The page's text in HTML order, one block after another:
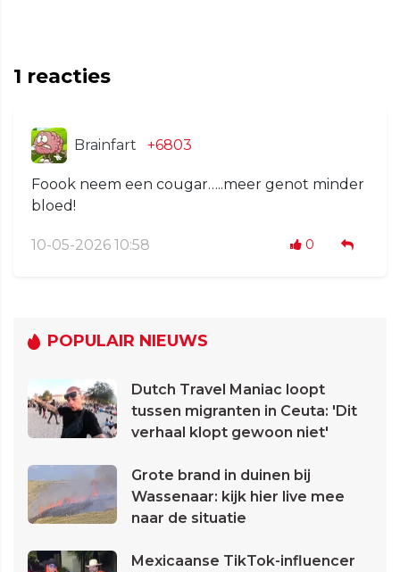
1 reacties
Brainfart +6803
Foook neem een cougar…..meer genot minder
bloed!
10-05-2026 10:58 0
POPULAIR NIEUWS
Dutch Travel Maniac loopt
tussen migranten in Ceuta: 'Dit
verhaal klopt gewoon niet'
Grote brand in duinen bij
Wassenaar: kijk hier live mee
naar de situatie
Mexicaanse TikTok-influencer